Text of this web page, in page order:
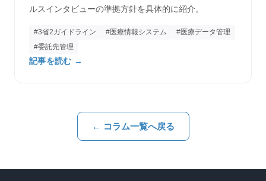
ルスインタビューの準拠方針を具体的に紹介。
#3省2ガイドライン #医療情報システム
#医療データ管理
#委託先管理
記事を読む →
← コラム一覧へ戻る